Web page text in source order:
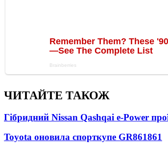
ЧИТАЙТЕ ТАКОЖ
Гібридний Nissan Qashqai e-Power
Toyota оновила спорткупе GR861861